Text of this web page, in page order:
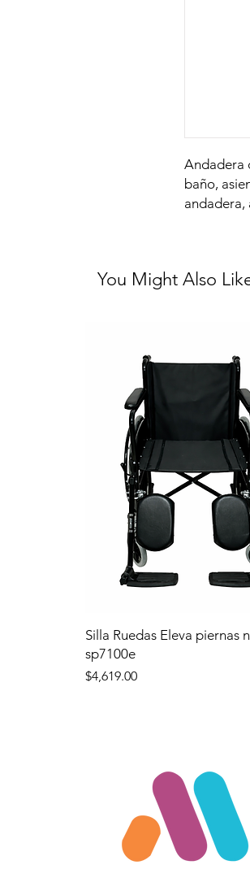
Andadera
baño,
andadera,
You Might Also
Silla Ruedas Eleva piernas
sp7100e
Precio
$4,619.00